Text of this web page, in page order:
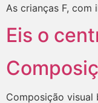
As crianças F,
Eis o
Composição visual